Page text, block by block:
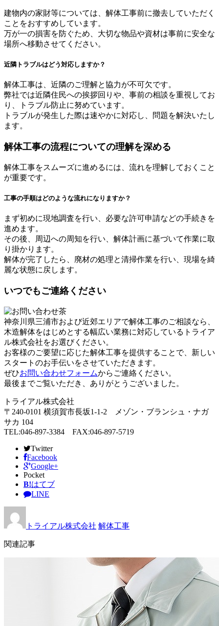
建物内の家財等については、解体工事前に撤去していただく
ことをおすすめしています。
万が一の損害を防ぐため、大切な物品や資材は事前に安全な
場所へ移動させてください。
近隣トラブルはどう対応しますか？
解体工事は、近隣のご理解と協力が不可欠です。
弊社では近隣住民への挨拶回りや、事前の相談を重視してお
り、トラブル防止に努めています。
トラブルが発生した際は速やかに対応し、問題を解決いたし
ます。
解体工事の流程についての理解を深める
解体工事をスムーズに進めるには、流れを理解しておくこと
が重要です。
工事の手順はどのような流れになりますか？
まず初めに現地調査を行い、必要な許可申請などの手続きを
進めます。
その後、周辺への周知を行い、解体計画に基づいて作業に取
り掛かります。
解体が完了したら、廃材の処理と清掃作業を行い、現場を綺
麗な状態に戻します。
いつでもご連絡ください
神奈川県三浦市および近郊エリアで解体工事のご相談なら、
木造解体をはじめとする幅広い業務に対応しているトライア
ル株式会社をお選びください。
お客様のご要望に応じた解体工事を提供することで、新しい
スタートのお手伝いをさせていただきます。
ぜひお問い合わせフォームからご連絡ください。
最後までご覧いただき、ありがとうございました。
トライアル株式会社
〒240-0101 横須賀市長坂1-1-2 メゾン・ブランシュ・ナガ
サカ 104
TEL:046-897-3384 FAX:046-897-5719
Twitter
Facebook
Google+
Pocket
B!はてブ
LINE
トライアル株式会社 解体工事
関連記事